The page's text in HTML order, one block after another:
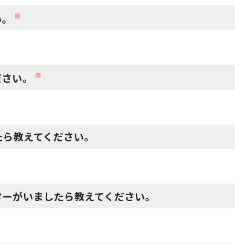
※
い。 ※
教えてください。
がいましたら教えてください。